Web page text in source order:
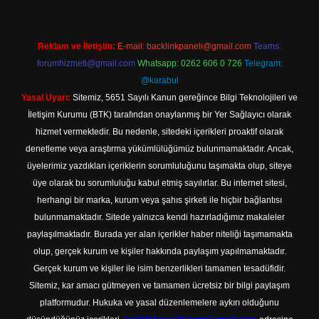
Reklam ve İletişim: E-mail: backlinkpaneli@gmail.com Teams:
forumhizmeti@gmail.com Whatsapp: 0262 606 0 726 Telegram:
@karabul
Yasal Uyarı: Sitemiz, 5651 Sayılı Kanun gereğince Bilgi Teknolojileri ve
İletişim Kurumu (BTK) tarafından onaylanmış bir Yer Sağlayıcı olarak
hizmet vermektedir. Bu nedenle, sitedeki içerikleri proaktif olarak
denetleme veya araştırma yükümlülüğümüz bulunmamaktadır. Ancak,
üyelerimiz yazdıkları içeriklerin sorumluluğunu taşımakta olup, siteye
üye olarak bu sorumluluğu kabul etmiş sayılırlar. Bu internet sitesi,
herhangi bir marka, kurum veya şahıs şirketi ile hiçbir bağlantısı
bulunmamaktadır. Sitede yalnızca kendi hazırladığımız makaleler
paylaşılmaktadır. Burada yer alan içerikler haber niteliği taşımamakta
olup, gerçek kurum ve kişiler hakkında paylaşım yapılmamaktadır.
Gerçek kurum ve kişiler ile isim benzerlikleri tamamen tesadüfidir.
Sitemiz, kar amacı gütmeyen ve tamamen ücretsiz bir bilgi paylaşım
platformudur. Hukuka ve yasal düzenlemelere aykırı olduğunu